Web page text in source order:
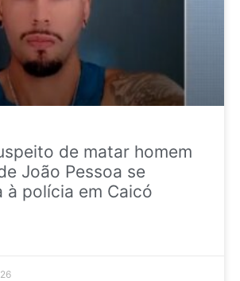
de matar homem
João Pessoa se
à polícia em Caicó